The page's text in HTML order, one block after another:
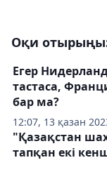
Оқи
12:07, 13 қазан
Егер
тастаса,
бар ма?
"Қазақстан
тапқан екі